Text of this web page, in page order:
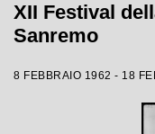
XII Festival
Sanremo
8 FEBBRAIO 1962 - 18